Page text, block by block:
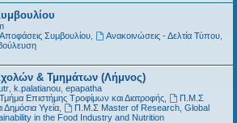
σ
Αποφάσεις Συμβουλίου, Ανακοινώσεις - Δελτία Τύπου,
& Τμημάτων (Λήμνος)
k.palatianou epapatha
Τμήμα Επιστήμης Τροφίμων και Διατροφής,
Π.Μ.Σ
Δημόσια Υγεία
Π.Μ.Σ Master of Research, Global
in the Food Industry and Nutrition